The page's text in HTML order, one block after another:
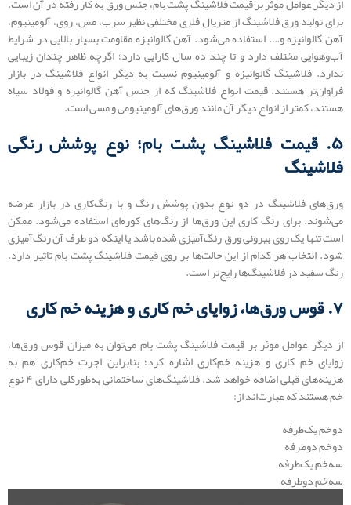
برای تولید ورق فلاشینگ از متریال فلزی مختلفی نظیر سرب، مس، روی، آلومینیوم،
آهن گالوانیزه و…. استفاده می‌شود. آهن گالوانیزه مقاومت بسیار بالایی در شرایط
آب‌وهوایی مختلف دارد و تا چند ده سال کارایی دارد؛ اگرچه ظاهر چندان زیبایی
ندارد. فلاشینگ گالوانیزه و آلومینیوم نسبت به دیگر انواع فلاشینگ در بازار
فراوان‌تر هستند. قیمت انواع فلاشینگ که از جنس آهن گالوانیزه و فولاد سیاه
هستند، کمتر از انواع دیگر آن مانند ورق‌های آلومینیومی و مسی است.
۵. قیمت فلاشینگ پشت بام؛ نوع پوشش رنگی
فلاشینگ
ورق‌های فلاشینگ در دو نوع بدون پوشش رنگ و با رنگ‌کاری در بازار عرضه
می‌شوند. برای رنگ کاری این ورق‌ها از رنگ‌های کوره‌ای استفاده می‌شود. ممکن
است تنها یک روی بیرونی ورق رنگ‌آمیزی شده باشد یا اینکه دو طرف آن رنگ‌آمیزی
شود. انتخاب هر کدام از این حالت‌ها بر روی قیمت فلاشینگ پشت بام تاثیر دارد.
رنگ سفید در فلاشینگ‌ها رایج‌تر است.
۷. قوس ورق‌ها، زوایای خم کاری و هزینه خم کاری
از دیگر عوامل موثر بر قیمت فلاشینگ پشت بام می‌توان به میزان قوس ورق‌ها،
زوایای خم کاری و هزینه خم‌کاری اشاره کرد؛ بنابراین اجرت خم‌کاری هم به
هزینه‌های قبلی اضافه خواهد شد. فلاشینگ‌های ساختمانی به‌طورکلی دارای ۴ نوع
خم هستند که عبارت‌اند از:
دوخم یک‌طرفه
دوخم دوطرفه
سه‌خم یک‌طرفه
سه‌خم دوطرفه